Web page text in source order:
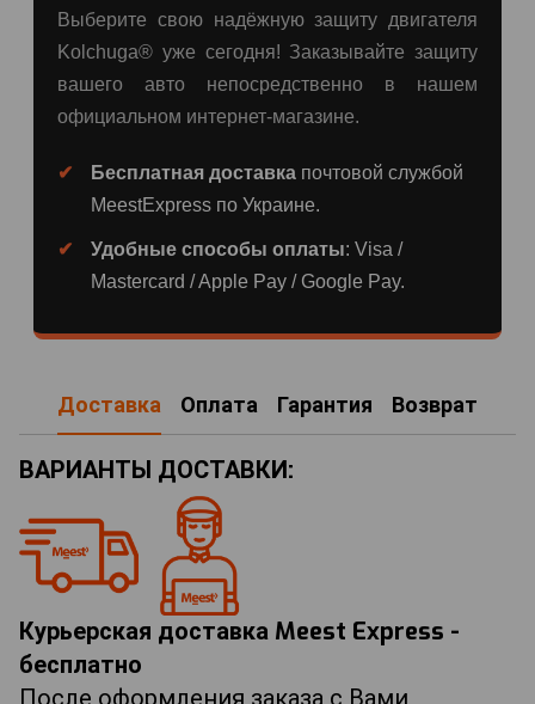
Выберите свою надёжную защиту двигателя
Kolchuga® уже сегодня! Заказывайте защиту
вашего авто непосредственно в нашем
официальном интернет-магазине.
Бесплатная доставка почтовой службой
MeestExpress по Украине.
Удобные способы оплаты: Visa /
Mastercard / Apple Pay / Google Pay.
Доставка Оплата Гарантия Возврат
ВАРИАНТЫ ДОСТАВКИ:
Курьерская доставка Meest Express -
бесплатно